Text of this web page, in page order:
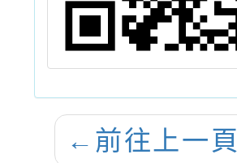
← 前往上一頁